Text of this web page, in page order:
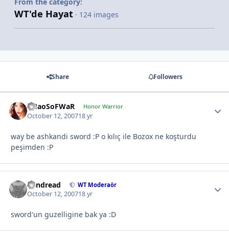
From the category:
WT'de Hayat · 124 images
Share Followers
CHaoSoFWaR Honor Warrior
October 12, 200718 yr
way be ashkandi sword :P o kılıç ile Bozox ne koşturdu
peşimden :P
Vandread WT Moderaör
October 12, 200718 yr
sword'un guzelligine bak ya :D